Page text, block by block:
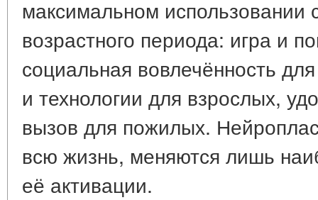
максимальном использовании
возрастного периода: игра и
социальная вовлечённость
и технологии для взрослых,
вызов для пожилых.
всю жизнь, меняются лишь
её активации.